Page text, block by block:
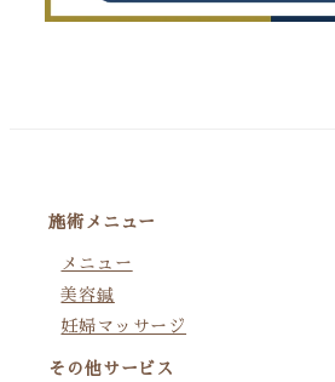
施術メニュー
メニュー
美容鍼
妊婦マッサージ
その他サービス